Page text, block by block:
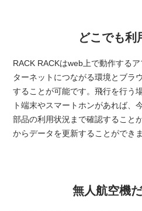
どこでも利
RACK RACKはweb上で動作する
ターネットにつながる環境とブラ
することが可能です。飛行を行う
ト端末やスマートホンがあれば、
部品の利用状況まで確認すること
からデータを更新することができま
無人航空機